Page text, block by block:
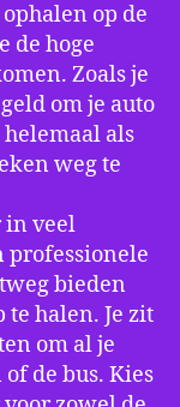
op de
de hoge
Zoals je
om je auto
als
weg te
in veel
professionele
bieden
te halen. Je zit
om al je
de bus. Kies